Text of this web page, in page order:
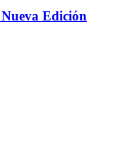
Edición